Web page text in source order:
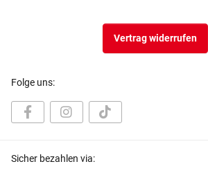
Vertrag widerrufen
Folge uns:
Sicher bezahlen via: